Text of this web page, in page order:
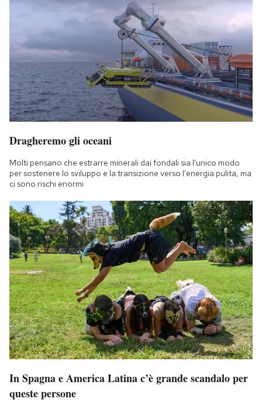
Dragheremo gli oceani
Molti pensano che estrarre minerali dai fondali sia l'unico modo
per sostenere lo sviluppo e la transizione verso l'energia pulita, ma
ci sono rischi enormi
In Spagna e America Latina c’è grande scandalo per
queste persone